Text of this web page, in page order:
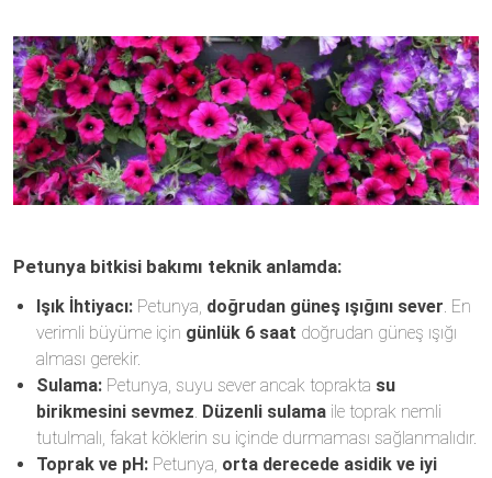
Petunya bitkisi bakımı teknik anlamda:
Işık İhtiyacı:Petunya, doğrudan güneş ışığını sever. En
verimli büyüme için günlük 6 saat doğrudan güneş ışığı
alması gerekir.
Sulama:Petunya, suyu sever ancak toprakta su
birikmesini sevmez. Düzenli sulamaile toprak nemli
tutulmalı, fakat köklerin su içinde durmaması sağlanmalıdır.
Toprak ve pH:Petunya, orta derecede asidik ve iyi